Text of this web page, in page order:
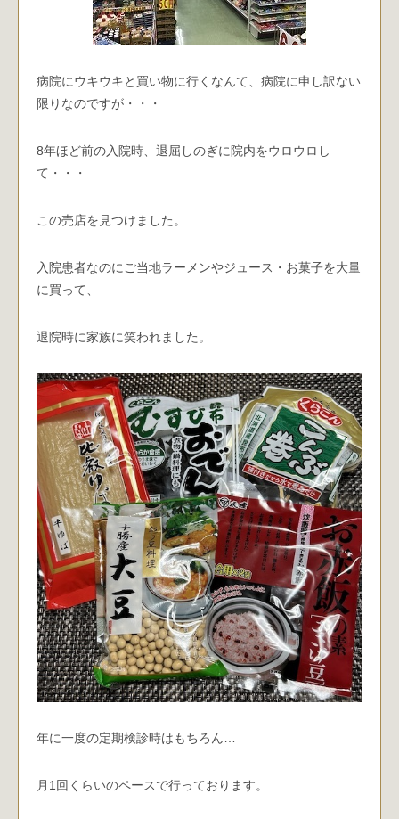
病院にウキウキと買い物に行くなんて、病院に申し訳ない
限りなのですが・・・
8年ほど前の入院時、退屈しのぎに院内をウロウロし
て・・・
この売店を見つけました。
入院患者なのにご当地ラーメンやジュース・お菓子を大量
に買って、
退院時に家族に笑われました。
年に一度の定期検診時はもちろん…
月1回くらいのペースで行っております。